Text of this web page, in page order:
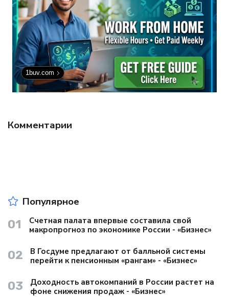
1buv.com
Комментарии
Популярное
01
Счетная палата впервые составила свой
макропрогноз по экономике России - «Бизнес»
02
В Госдуме предлагают от балльной системы
перейти к пенсионным «рангам» - «Бизнес»
03
Доходность автокомпаний в России растет на
фоне снижения продаж - «Бизнес»